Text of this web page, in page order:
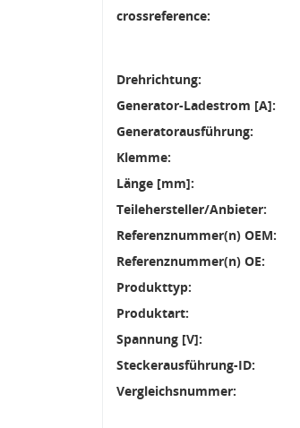
crossreference:
Drehrichtung:
Generator-Ladestrom [A]:
Generatorausführung:
Klemme:
Länge [mm]:
Teilehersteller/Anbieter:
Referenznummer(n) OEM:
Referenznummer(n) OE:
Produkttyp:
Produktart:
Spannung [V]:
Steckerausführung-ID:
Vergleichsnummer: